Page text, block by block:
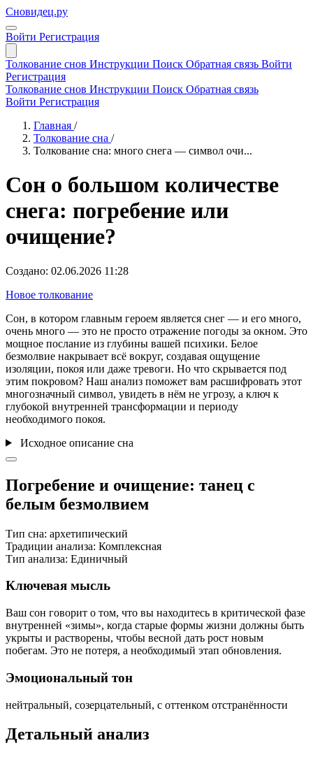
Сновидец.ру
Войти Регистрация
Толкование снов Инструкции Поиск Обратная связь Войти
Регистрация
Толкование снов Инструкции Поиск Обратная связь
Войти Регистрация
Главная /
Толкование сна /
Толкование сна: много снега — символ очи...
Сон о большом количестве
снега: погребение или
очищение?
Создано: 02.06.2026 11:28
Новое толкование
Сон, в котором главным героем является снег — и его много,
очень много — это не просто отражение погоды за окном. Это
мощное послание из глубины вашей психики. Белое
безмолвие накрывает всё вокруг, создавая ощущение
изоляции, покоя или даже тревоги. Но что скрывается под
этим покровом? Наш анализ поможет вам расшифровать этот
многозначный символ, увидеть в нём не угрозу, а ключ к
глубокой внутренней трансформации и периоду
необходимого покоя.
Исходное описание сна
Погребение и очищение: танец с
белым безмолвием
Тип сна: архетипический
Традиции анализа: Комплексная
Тип анализа: Единичный
Ключевая мысль
Ваш сон говорит о том, что вы находитесь в критической фазе
внутренней «зимы», когда старые формы жизни должны быть
укрыты и растворены, чтобы весной дать рост новым
побегам. Это не потеря, а необходимый этап обновления.
Эмоциональный тон
нейтральный, созерцательный, с оттенком отстранённости
Детальный анализ